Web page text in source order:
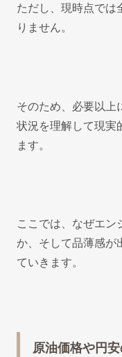
ただし、現時点では
りません。
そのため、必要以上
状況を理解して現実
ます。
ここでは、なぜエン
か、そして品薄感が
ていきます。
原油価格や円